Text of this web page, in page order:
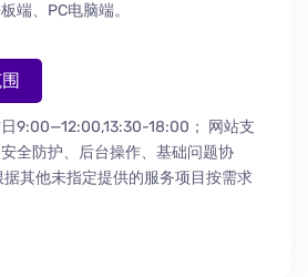
端、PC电脑端。
9:00—12:00,13:30-18:00；
网站支
全防护、 后台操作、 基础问题协
据其他未指定提供的服务项目按需求